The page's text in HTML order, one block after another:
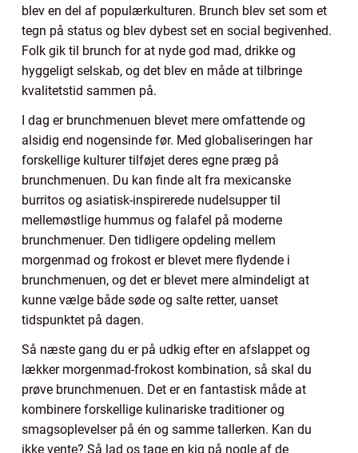
blev en del af populærkulturen. Brunch blev set som et
tegn på status og blev dybest set en social begivenhed.
Folk gik til brunch for at nyde god mad, drikke og
hyggeligt selskab, og det blev en måde at tilbringe
kvalitetstid sammen på.
I dag er brunchmenuen blevet mere omfattende og
alsidig end nogensinde før. Med globaliseringen har
forskellige kulturer tilføjet deres egne præg på
brunchmenuen. Du kan finde alt fra mexicanske
burritos og asiatisk-inspirerede nudelsupper til
mellemøstlige hummus og falafel på moderne
brunchmenuer. Den tidligere opdeling mellem
morgenmad og frokost er blevet mere flydende i
brunchmenuen, og det er blevet mere almindeligt at
kunne vælge både søde og salte retter, uanset
tidspunktet på dagen.
Så næste gang du er på udkig efter en afslappet og
lækker morgenmad-frokost kombination, så skal du
prøve brunchmenuen. Det er en fantastisk måde at
kombinere forskellige kulinariske traditioner og
smagsoplevelser på én og samme tallerken. Kan du
ikke vente? Så lad os tage en kig på nogle af de